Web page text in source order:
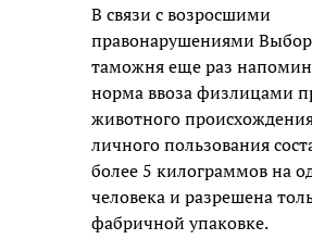
В связи с возросшими
правонарушениями
таможня еще раз
норма ввоза физлицами
животного
личного пользования
более 5 килограммов на
человека и разрешена
фабричной упаковке.